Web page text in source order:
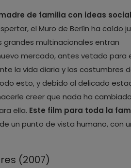
de familia con ideas
el Muro de Berlín ha caído
grandes multinacionales entran
mercado, antes vetado para
la vida diaria y las costumbres
esto, y debido al delicado
creer que nada ha
ella. Este film para toda la
un punto de vista humano, con
(2007)